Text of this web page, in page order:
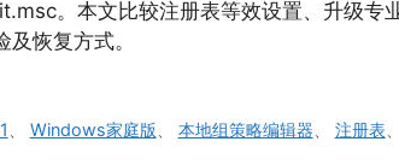
。本文比较注册表等效设置、升级专
恢复方式。
Windows家庭版 本地组策略编辑器 注册表